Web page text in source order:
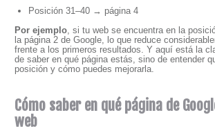
Posición 31–40 → página 4
Por ejemplo, si tu web se encuentra en la
la página 2 de Google, lo que reduce
frente a los primeros resultados. Y aquí está la
de saber en qué página estás, sino de entender
posición y cómo puedes mejorarla.
Cómo saber en qué página de
web